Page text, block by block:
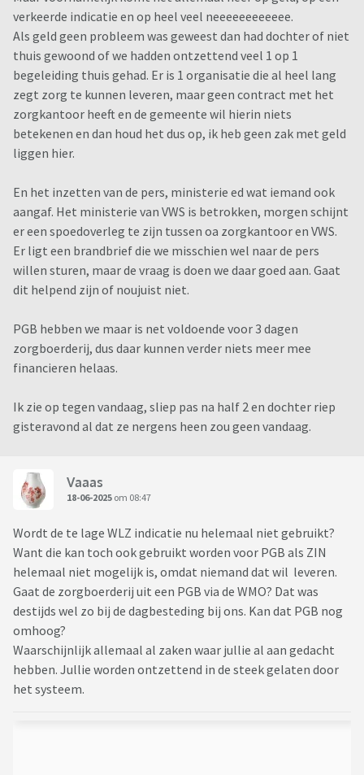
verkeerde indicatie en op heel veel neeeeeeeeeeee.
Als geld geen probleem was geweest dan had dochter of niet
thuis gewoond of we hadden ontzettend veel 1 op 1
begeleiding thuis gehad. Er is 1 organisatie die al heel lang
zegt zorg te kunnen leveren, maar geen contract met het
zorgkantoor heeft en de gemeente wil hierin niets
betekenen en dan houd het dus op, ik heb geen zak met geld
liggen hier.
En het inzetten van de pers, ministerie ed wat iemand ook
aangaf. Het ministerie van VWS is betrokken, morgen schijnt
er een spoedoverleg te zijn tussen oa zorgkantoor en VWS.
Er ligt een brandbrief die we misschien wel naar de pers
willen sturen, maar de vraag is doen we daar goed aan. Gaat
dit helpend zijn of noujuist niet.
PGB hebben we maar is net voldoende voor 3 dagen
zorgboerderij, dus daar kunnen verder niets meer mee
financieren helaas.
Ik zie op tegen vandaag, sliep pas na half 2 en dochter riep
gisteravond al dat ze nergens heen zou geen vandaag.
Vaaas
18-06-2025 om 08:47
Wordt de te lage WLZ indicatie nu helemaal niet gebruikt?
Want die kan toch ook gebruikt worden voor PGB als ZIN
helemaal niet mogelijk is, omdat niemand dat wil leveren.
Gaat de zorgboerderij uit een PGB via de WMO? Dat was
destijds wel zo bij de dagbesteding bij ons. Kan dat PGB nog
omhoog?
Waarschijnlijk allemaal al zaken waar jullie al aan gedacht
hebben. Jullie worden ontzettend in de steek gelaten door
het systeem.